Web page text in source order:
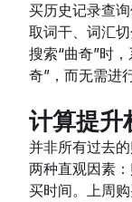
买历史记录查
取词干、词汇
搜索“曲奇”时
奇”，而无需进
计算提升
并非所有过去
两种直观因素
买时间。上周